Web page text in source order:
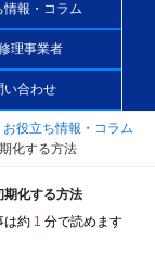
情報・コラム
理事業者
い合わせ
お役立ち情報・コラム
化する方法
期化する方法
は約 1 分で読めます